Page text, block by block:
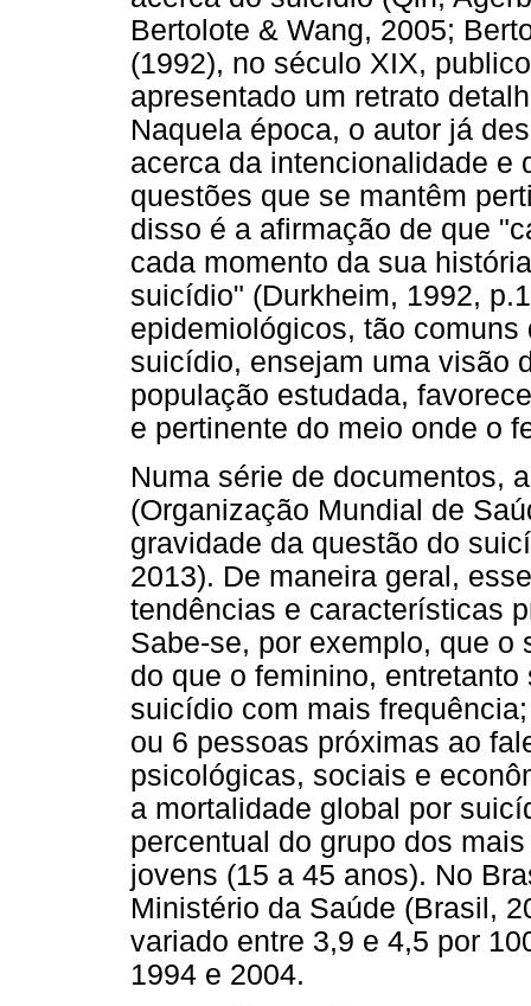
Bertolote & Wang, 2005;
(1992), no século XIX,
apresentado um retrato
Naquela época, o autor já
acerca da intencionalidade
questões que se mantêm
disso é a afirmação de que
cada momento da sua
suicídio" (Durkheim, 1992,
epidemiológicos, tão
suicídio, ensejam uma visão
população estudada,
e pertinente do meio onde o
Numa série de documentos,
(Organização Mundial de
gravidade da questão do
2013). De maneira geral,
tendências e características
Sabe-se, por exemplo, que
do que o feminino,
suicídio com mais
ou 6 pessoas próximas ao
psicológicas, sociais e
a mortalidade global por
percentual do grupo dos
jovens (15 a 45 anos). No
Ministério da Saúde (Brasil,
variado entre 3,9 e 4,5 por
1994 e 2004.